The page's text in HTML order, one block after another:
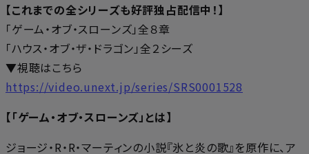
【これまでの全シリーズも好評独占配信中！】
「ゲーム・オブ・スローンズ」全８章
「ハウス・オブ・ザ・ドラゴン」全２シーズ
▼視聴はこちら
https://video.unext.jp/series/SRS0001528
【「ゲーム・オブ・スローンズ」とは】
ジョージ・R・R・マーティンの小説『氷と炎の歌』を原作に、ア